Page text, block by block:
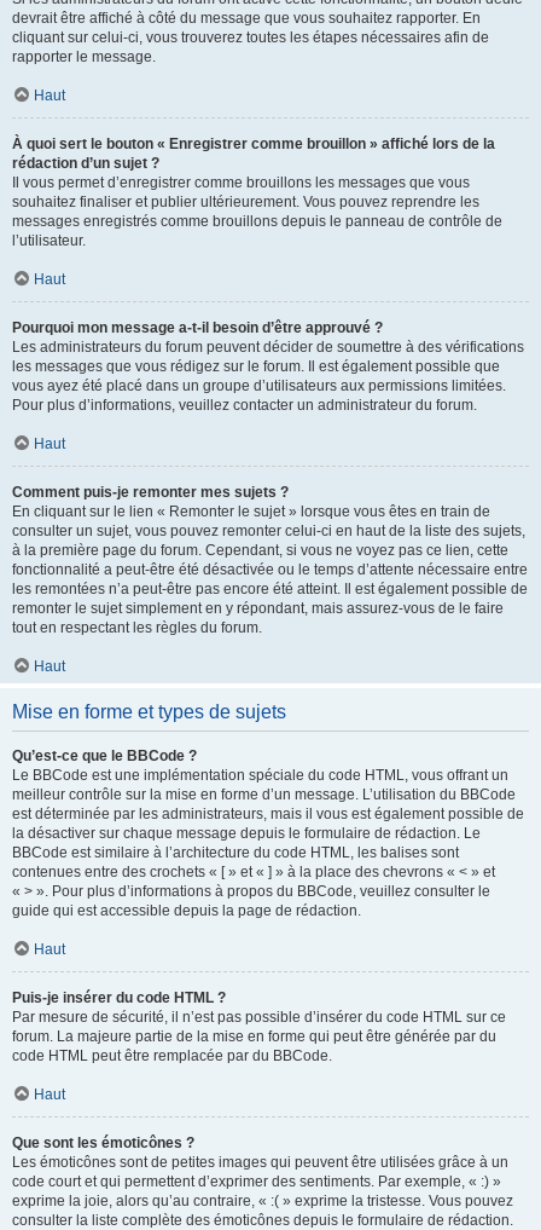
devrait être affiché à côté du message que vous souhaitez rapporter. En
cliquant sur celui-ci, vous trouverez toutes les étapes nécessaires afin de
rapporter le message.
Haut
À quoi sert le bouton « Enregistrer comme brouillon » affiché lors de la
rédaction d’un sujet ?
Il vous permet d’enregistrer comme brouillons les messages que vous
souhaitez finaliser et publier ultérieurement. Vous pouvez reprendre les
messages enregistrés comme brouillons depuis le panneau de contrôle de
l’utilisateur.
Haut
Pourquoi mon message a-t-il besoin d’être approuvé ?
Les administrateurs du forum peuvent décider de soumettre à des vérifications
les messages que vous rédigez sur le forum. Il est également possible que
vous ayez été placé dans un groupe d’utilisateurs aux permissions limitées.
Pour plus d’informations, veuillez contacter un administrateur du forum.
Haut
Comment puis-je remonter mes sujets ?
En cliquant sur le lien « Remonter le sujet » lorsque vous êtes en train de
consulter un sujet, vous pouvez remonter celui-ci en haut de la liste des sujets,
à la première page du forum. Cependant, si vous ne voyez pas ce lien, cette
fonctionnalité a peut-être été désactivée ou le temps d’attente nécessaire entre
les remontées n’a peut-être pas encore été atteint. Il est également possible de
remonter le sujet simplement en y répondant, mais assurez-vous de le faire
tout en respectant les règles du forum.
Haut
Mise en forme et types de sujets
Qu’est-ce que le BBCode ?
Le BBCode est une implémentation spéciale du code HTML, vous offrant un
meilleur contrôle sur la mise en forme d’un message. L’utilisation du BBCode
est déterminée par les administrateurs, mais il vous est également possible de
la désactiver sur chaque message depuis le formulaire de rédaction. Le
BBCode est similaire à l’architecture du code HTML, les balises sont
contenues entre des crochets « [ » et « ] » à la place des chevrons « < » et
« > ». Pour plus d’informations à propos du BBCode, veuillez consulter le
guide qui est accessible depuis la page de rédaction.
Haut
Puis-je insérer du code HTML ?
Par mesure de sécurité, il n’est pas possible d’insérer du code HTML sur ce
forum. La majeure partie de la mise en forme qui peut être générée par du
code HTML peut être remplacée par du BBCode.
Haut
Que sont les émoticônes ?
Les émoticônes sont de petites images qui peuvent être utilisées grâce à un
code court et qui permettent d’exprimer des sentiments. Par exemple, « :) »
exprime la joie, alors qu’au contraire, « :( » exprime la tristesse. Vous pouvez
consulter la liste complète des émoticônes depuis le formulaire de rédaction.